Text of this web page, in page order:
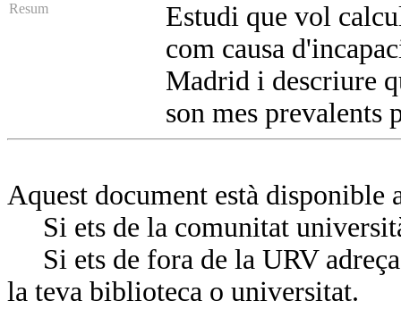
Resum
Estudi que vol
com causa
Madrid i descriure
son mes prevalents
Aquest document està
Si ets de la comunitat
Si ets de fora de la URV
la teva biblioteca o universitat.